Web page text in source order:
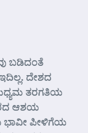
ಬಡಿದಂತೆ
ದೇಶದ
ಮಧ್ಯಮ ತರಗತಿಯ
ಆಶಯ
ಭಾವೀ ಪೀಳಿಗೆಯ